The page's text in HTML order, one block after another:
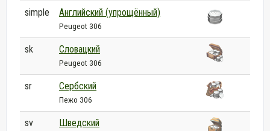
simple Английский (упрощённый)
Peugeot 306
sk Словацкий
Peugeot 306
sr Сербский
Пежо 306
sv Шведский